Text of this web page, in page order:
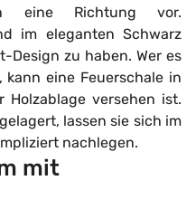
eine Richtung vor.
im eleganten Schwarz
Design zu haben. Wer es
eine Feuerschale in
versehen ist.
lassen sie sich im
nachlegen.
mit